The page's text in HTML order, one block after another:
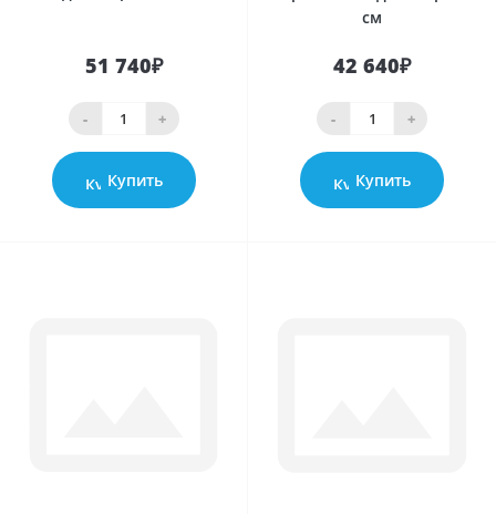
51 740₽
- +
Купить
см
42 640₽
- +
Купить